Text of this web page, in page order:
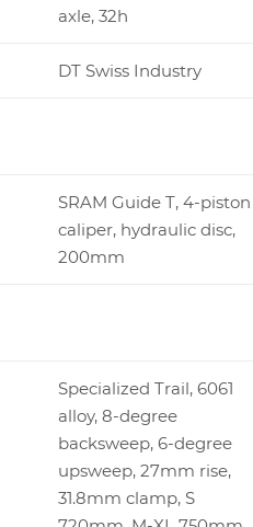
axle, 32h
DT Swiss Industry
SRAM Guide T, 4-piston
caliper, hydraulic disc,
200mm
Specialized Trail, 6061
alloy, 8-degree
backsweep, 6-degree
upsweep, 27mm rise,
31.8mm clamp, S